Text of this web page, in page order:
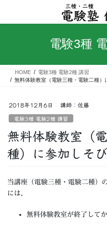
テ
ス
ゲ
ン
電験3種
HOME
電験3種 電験2種 講習
無料体験教室（電験三種・電験二種）
2018年12月6日 講師：佐藤
電験3種 電験2種 講習
無料体験教室（
種）に参加しそ
当講座（電験三種・電験二種）
には，
無料体験教室が終了して